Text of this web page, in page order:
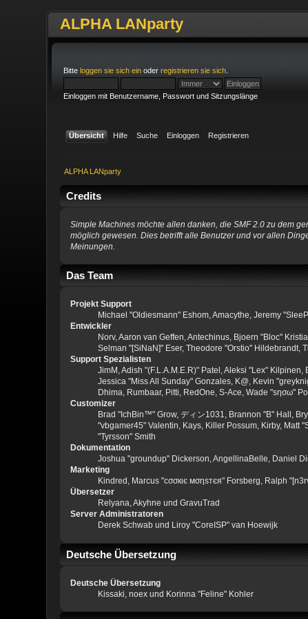
ALPHA LANparty
Bitteloggen sie sich ein oderregistrieren sie sich
Einloggen mit Benutzername, Passwort und Sitzungslänge
Übersicht Hilfe Suche Einloggen Registrieren
ALPHA LANparty
Credits
Simple Machines möchte allen danken, die SMF 2.0 zu dem
möglich gewesen. Dies betrifft alle Benutzer und vor allen
Meinungen.
Das Team
Projekt Support
Michael "Oldiesmann" Eshom, Amacythe, Jeremy
Entwickler
Norv, Aaron van Geffen, Antechinus, Bjoern "Bloc"
Selman "[SiNaN]" Eser, Theodore "Orstio" Hildebrandt,
Support Spezialisten
JimM, Adish "(F.L.A.M.E.R)" Patel, Aleksi "Lex"
Jessica "Miss All Sunday" Gonzales, K@, Kevin
Dhima, Rumbaar, Pitti, RedOne, S-Ace, Wade "sησω"
Customizer
Brad "IchBin™" Grow, ディン1031, Brannon "B" Hall,
"vbgamer45" Valentin, Kays, Killer Possum, Kirby, Matt
"Tyrsson" Smith
Dokumentation
Joshua "groundup" Dickerson, AngellinaBelle, Daniel
Marketing
Kindred, Marcus "cσσкιє мσηѕтєя" Forsberg, Ralph
Übersetzer
Relyana, Akyhne und GravuTrad
Server Administratoren
Derek Schwab und Liroy "CoreISP" van Hoewijk
Deutsche Übersetzung
Deutsche Übersetzung
Kissaki, noex und Korinna "Feline" Kohler